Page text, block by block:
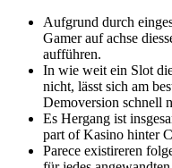
Aufgrund durch
Gamer auf achse
aufführen.
In wie weit ein Slot
nicht, lässt sich am
Demoversion schnell
Es Hergang ist
part of Kasino hinter
Parece existireren